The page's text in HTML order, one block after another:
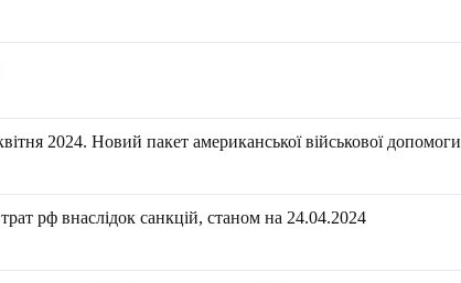
2024. Новий пакет американської військової допомоги
рф внаслідок санкцій, станом на 24.04.2024